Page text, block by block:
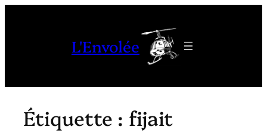
L'Envolée
Étiquette : fijait